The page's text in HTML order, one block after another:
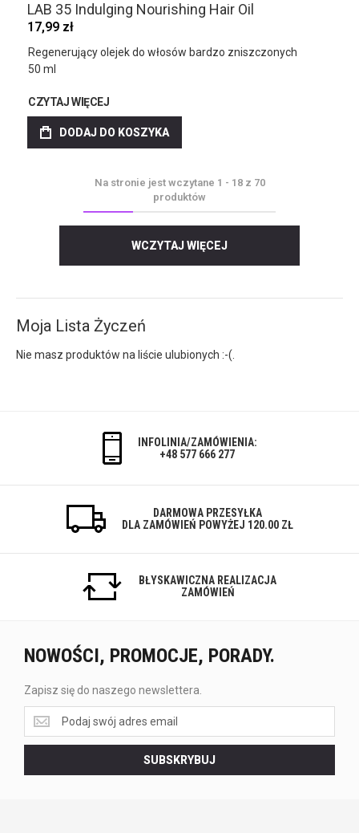
LAB 35 Indulging Nourishing Hair Oil
17,99 zł
Regenerujący olejek do włosów bardzo zniszczonych
50 ml
CZYTAJ WIĘCEJ
DODAJ DO KOSZYKA
Na stronie jest wczytane 1 - 18z 70
produktów
WCZYTAJ WIĘCEJ
Moja Lista Życzeń
Nie masz produktów na liście ulubionych :-(.
INFOLINIA/ZAMÓWIENIA:
+48 577 666 277
DARMOWA PRZESYŁKA
DLA ZAMÓWIEŃ POWYŻEJ 120.00 ZŁ
BŁYSKAWICZNA REALIZACJA
ZAMÓWIEŃ
NOWOŚCI, PROMOCJE, PORADY.
Zapisz się do naszego newslettera.
Zapisz
się
do
newslettera.
SUBSKRYBUJ